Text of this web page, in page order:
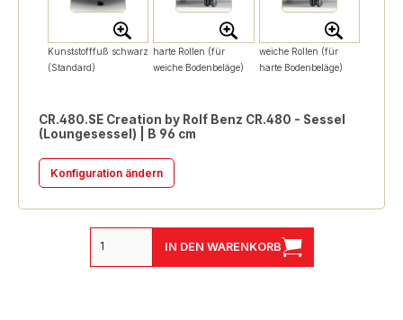
Kunststofffuß schwarz
(Standard)
harte Rollen (für
weiche Bodenbeläge)
weiche Rollen (für
harte Bodenbeläge)
CR.480.SE Creation by Rolf Benz CR.480 - Sessel
(Loungesessel) | B 96 cm
Konfiguration ändern
IN DEN WARENKORB